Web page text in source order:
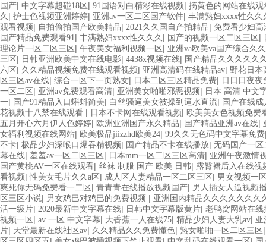
国产| 中文字幕超碰18区 | 91国语对白精彩在线视频| 搞黄色的网站在线观
久 | 护士色视频亚洲婷婷| 亚洲av一区二区国产软件| 丰满熟妇xxxx性久久
观看视频| 自拍偷拍国产欧美精品| 2021久久国自产拍精品| 免费看少妇高
国产精品免费观看91| 丰满熟妇xxxx性久久久 | 国产的视频一区二区三区 |
理论片一区二区三区 | 午夜美女福利视频一区 | 亚洲va欧美va国产综合久久
三区 | 日韩亚洲欧美中文在线电影| 4438x视频在线| 国产精品久久久久久
六区 | 久久精品视频免费在线观看视频| 亚洲高清码在线精品av| 野花日本
区三区av在线| 综合一区下一页熟女| 日本二区三区精品免费| 日日日夜
一区二区 | 亚洲av免费观看高清| 亚洲美女啪啪邪恶视频| 日本 高清 中文
一| 国产91精品入口蝌蚪简美| 白丝骚逼美女被操到逼水直流| 国产在线
花视频十八禁在线观看 | 日本不卡网在线观看视频| 欧美美女色视频免费
五月开心六月伊人色婷婷| 欧洲亚洲国产永久精品| 国产精品亚洲av在线|
女福利视频在线网站| 欧美极品jiizzhd欧美24| 99久久无色码中文字幕免费
不卡| 极品少妇深喉口爆吞精视频| 国产精品不卡在线播放| 无码国产一
幕在线| 羞羞av一区二区三区 | 日本mm一区二区三区高清| 亚洲午夜激情
国产黄桃AV一区在线观看| 丝袜 制服 国产 欧美 日韩| 露臀裙后入在线视
看视频|性美女毛片久久a区 | 成人区人妻精品一区二区三区 | 男女视频一
爽死你无码免费看一二区 | 青青青在线播放视频国产| 男人插女人逼视频
区三区小说| 男女鸡巴对鸡巴的免费视频 | 亚洲国内精品久久久久久久久
活一级片| 2020最新中文字幕在线| 日韩中文字幕版黄片| 老鸭窝网站在线
视频一区 | av 一区 中文字幕| 大香蕉一人在线75| 精品少妇人妻大乳av| 亚
片| 天堂最新在线社区av| 久久精品久久免费懂色| 熟女啪啪一区二区三区